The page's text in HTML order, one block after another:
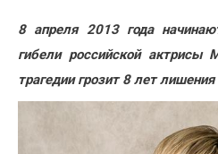
Хобби
8 апреля 2013 года
гибели российской актрисы
трагедии грозит 8 лет